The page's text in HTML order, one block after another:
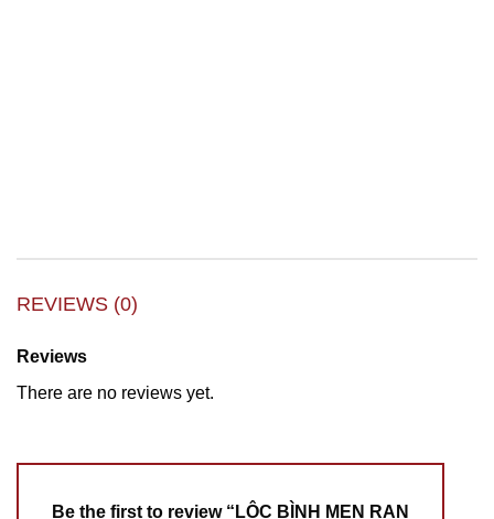
REVIEWS (0)
Reviews
There are no reviews yet.
Be the first to review “LỘC BÌNH MEN RẠN